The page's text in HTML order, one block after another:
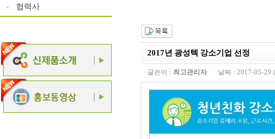
- 협력사
2017년 광성텍 강소기업 선정
글쓴이 : 최고관리자 날짜 : 2017-05-29